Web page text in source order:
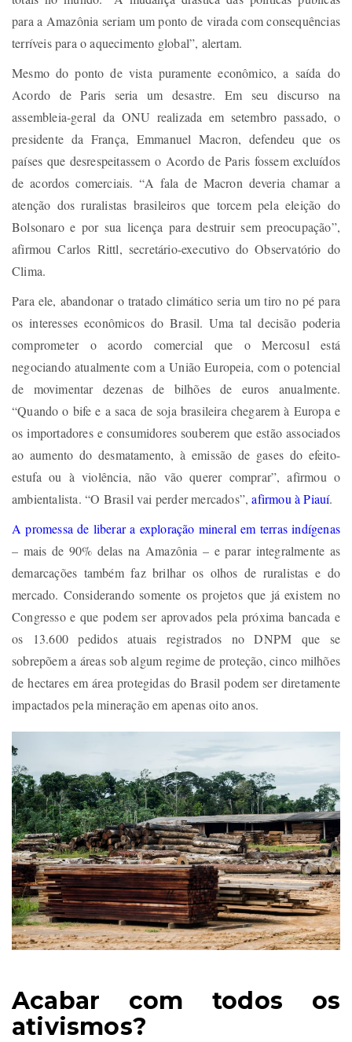
para a Amazônia seriam um ponto de virada com consequências
terríveis para o aquecimento global”, alertam.
Mesmo do ponto de vista puramente econômico, a saída do
Acordo de Paris seria um desastre. Em seu discurso na
assembleia-geral da ONU realizada em setembro passado, o
presidente da França, Emmanuel Macron, defendeu que os
países que desrespeitassem o Acordo de Paris fossem excluídos
de acordos comerciais. “A fala de Macron deveria chamar a
atenção dos ruralistas brasileiros que torcem pela eleição do
Bolsonaro e por sua licença para destruir sem preocupação”,
afirmou Carlos Rittl, secretário-executivo do Observatório do
Clima.
Para ele, abandonar o tratado climático seria um tiro no pé para
os interesses econômicos do Brasil. Uma tal decisão poderia
comprometer o acordo comercial que o Mercosul está
negociando atualmente com a União Europeia, com o potencial
de movimentar dezenas de bilhões de euros anualmente.
“Quando o bife e a saca de soja brasileira chegarem à Europa e
os importadores e consumidores souberem que estão associados
ao aumento do desmatamento, à emissão de gases do efeito-
estufa ou à violência, não vão querer comprar”, afirmou o
ambientalista. “O Brasil vai perder mercados”,afirmou à Piauí.
A promessa de liberar a exploração mineral em terras indígenas
– mais de 90% delas na Amazônia – e parar integralmente as
demarcações também faz brilhar os olhos de ruralistas e do
mercado. Considerando somente os projetos que já existem no
Congresso e que podem ser aprovados pela próxima bancada e
os 13.600 pedidos atuais registrados no DNPM que se
sobrepõem a áreas sob algum regime de proteção, cinco milhões
de hectares em área protegidas do Brasil podem ser diretamente
impactados pela mineração em apenas oito anos.
Acabar com todos os
ativismos?